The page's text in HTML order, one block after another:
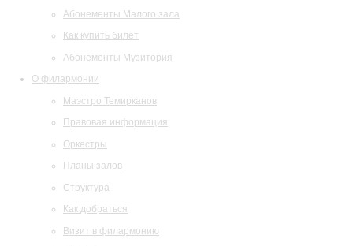
Абонементы Малого зала
Как купить билет
Абонементы Музитория
О филармонии
Маэстро Темирканов
Правовая информация
Оркестры
Планы залов
Структура
Как добраться
Визит в филармонию